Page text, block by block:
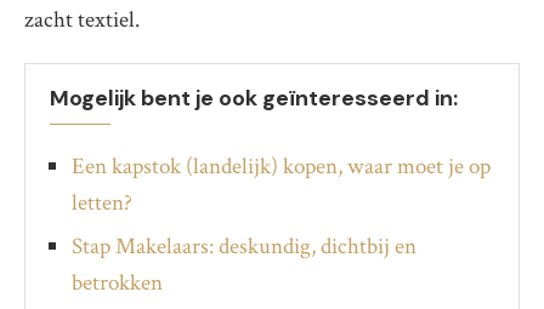
zacht textiel.
Mogelijk bent je ook geïnteresseerd in:
Een kapstok (landelijk) kopen, waar moet je op
letten?
Stap Makelaars: deskundig, dichtbij en
betrokken